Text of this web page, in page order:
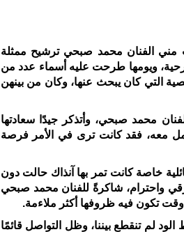
الفنان محمد صبحي ترشيح ممثلة
ويومها طرحت عليه أسماء عدد من
التي كان يبحث عنها، وكان من بينهن
محمد صبحي، وأتذكر جيدًا سعادتها
معه، فقد كانت ترى في الأمر فرصة
خاصة كانت تمر بها آنذاك حالت دون
واحترام، شاكرةً للفنان محمد صبحي
وقت تكون فيه ظروفها أكثر ملاءمة.
لم تنقطع بيننا، وظل التواصل قائمًا